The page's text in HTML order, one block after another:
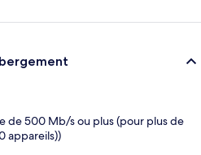
de 500 Mb/s ou plus (pour plus de
appareils))